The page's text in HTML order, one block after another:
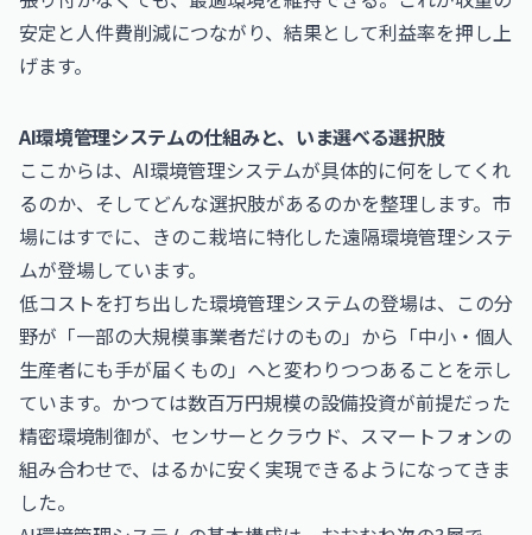
安定と人件費削減につながり、結果として利益率を押し上
げます。
AI環境管理システムの仕組みと、いま選べる選択肢
ここからは、AI環境管理システムが具体的に何をしてくれ
るのか、そしてどんな選択肢があるのかを整理します。市
場にはすでに、きのこ栽培に特化した遠隔環境管理システ
ムが登場しています。
低コストを打ち出した環境管理システムの登場は、この分
野が「一部の大規模事業者だけのもの」から「中小・個人
生産者にも手が届くもの」へと変わりつつあることを示し
ています。かつては数百万円規模の設備投資が前提だった
精密環境制御が、センサーとクラウド、スマートフォンの
組み合わせで、はるかに安く実現できるようになってきま
した。